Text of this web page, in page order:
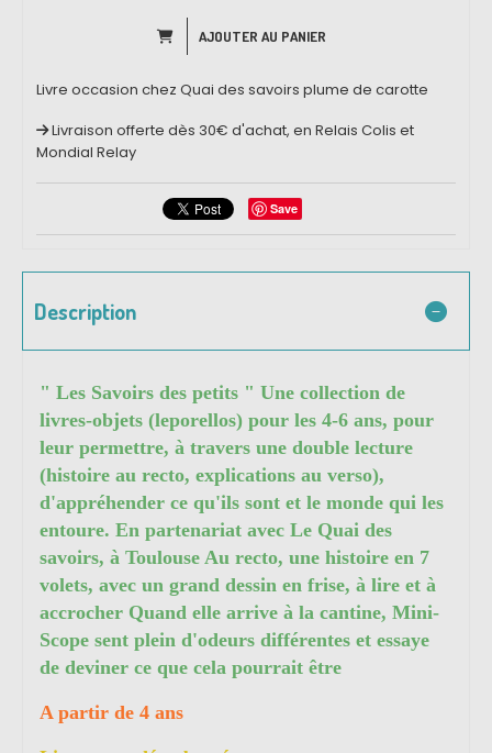
AJOUTER AU PANIER
Livre occasion chez Quai des savoirs plume de carotte
Livraison offerte dès 30€ d'achat, en Relais Colis et
Mondial Relay
Save
Description
" Les Savoirs des petits " Une collection de
livres-objets (leporellos) pour les 4-6 ans, pour
leur permettre, à travers une double lecture
(histoire au recto, explications au verso),
d'appréhender ce qu'ils sont et le monde qui les
entoure. En partenariat avec Le Quai des
savoirs, à Toulouse Au recto, une histoire en 7
volets, avec un grand dessin en frise, à lire et à
accrocher Quand elle arrive à la cantine, Mini-
Scope sent plein d'odeurs différentes et essaye
de deviner ce que cela pourrait être
A partir de 4 ans